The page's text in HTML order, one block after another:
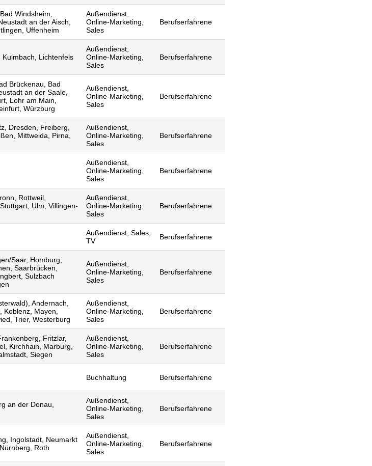
Windsheim,
an der Aisch,
Uffenheim
Außendienst,
Online-Marketing,
Sales
Berufserfahrene
Lichtenfels
Außendienst,
Online-Marketing,
Sales
Berufserfahrene
Brückenau, Bad
an der Saale,
Lohr am Main,
Würzburg
Außendienst,
Online-Marketing,
Sales
Berufserfahrene
Dresden, Freiberg,
Mittweida, Pirna,
Außendienst,
Online-Marketing,
Sales
Berufserfahrene
Außendienst,
Online-Marketing,
Sales
Berufserfahrene
Rottweil,
Ulm, Villingen-
Außendienst,
Online-Marketing,
Sales
Berufserfahrene
Außendienst, Sales,
TV
Berufserfahrene
Saar, Homburg,
Saarbrücken,
Sulzbach
Außendienst,
Online-Marketing,
Sales
Berufserfahrene
Andernach,
Koblenz, Mayen,
Trier, Westerburg
Außendienst,
Online-Marketing,
Sales
Berufserfahrene
Fritzlar,
Kirchhain, Marburg,
Siegen
Außendienst,
Online-Marketing,
Sales
Berufserfahrene
Buchhaltung Berufserfahrene
an der Donau,
Außendienst,
Online-Marketing,
Sales
Berufserfahrene
Ingolstadt, Neumarkt
Roth
Außendienst,
Online-Marketing,
Sales
Berufserfahrene